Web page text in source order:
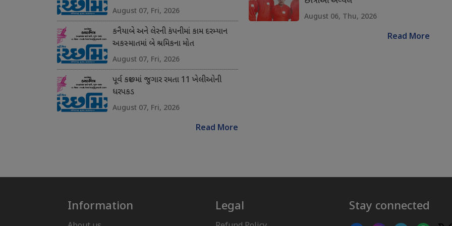
August 07, Fri, 2026
કનૈયાબે અને લેરની કંપનીમાં કામ દરમ્યાન
અકસ્માતમાં બે શ્રમિકના મોત
August 07, Fri, 2026
પૂર્વ કચ્છમાં જુગાર રમતા 11 ખેલીઓની
ધરપકડ
August 07, Fri, 2026
Read More
August 06, Thu, 2026
Read More
Information Legal Stay connected